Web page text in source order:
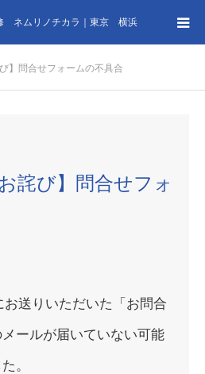
ムリノチカラ｜東京 横浜
】問合せフォームの不具合
詫び】問合せフォ
お送りいただいた「お問合
ールが届いていない可能
。